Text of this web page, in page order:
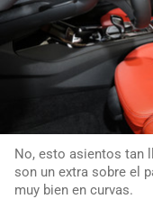
No, esto asientos tan
son un extra sobre el
muy bien en curvas.